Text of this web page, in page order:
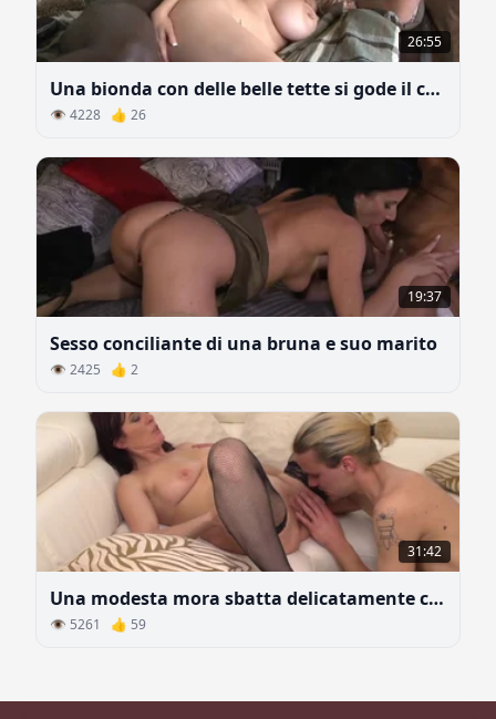
26:55
Una bionda con delle belle tette si gode il cazzo di nero
👁 4228 👍 26
19:37
Sesso conciliante di una bruna e suo marito
👁 2425 👍 2
31:42
Una modesta mora sbatta delicatamente con una giovane biondo
👁 5261 👍 59